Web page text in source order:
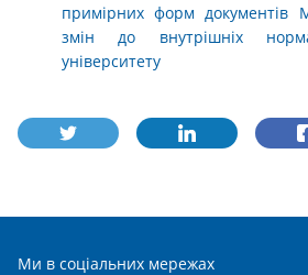
примірних форм документів
змін до внутрішніх
університету
Ми в соціальних мережах